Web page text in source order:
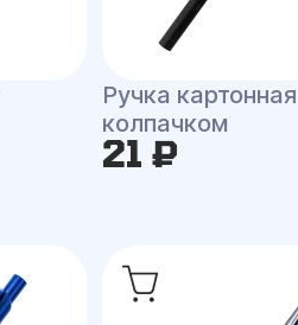
Ручка
колпачком
21 ₽